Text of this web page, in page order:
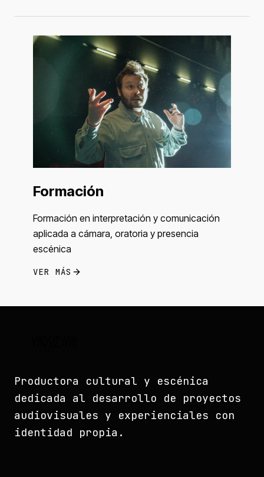
Formación
Formación en interpretación y comunicación
aplicada a cámara, oratoria y presencia
escénica
VER MÁS
Productora cultural y escénica
dedicada al desarrollo de proyectos
audiovisuales y experienciales con
identidad propia.